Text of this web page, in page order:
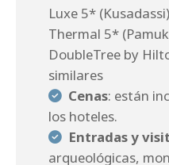
Luxe 5*
Thermal 5*
DoubleTree by
similares
Cenas: están
los hoteles.
Entradas y
arqueológicas,